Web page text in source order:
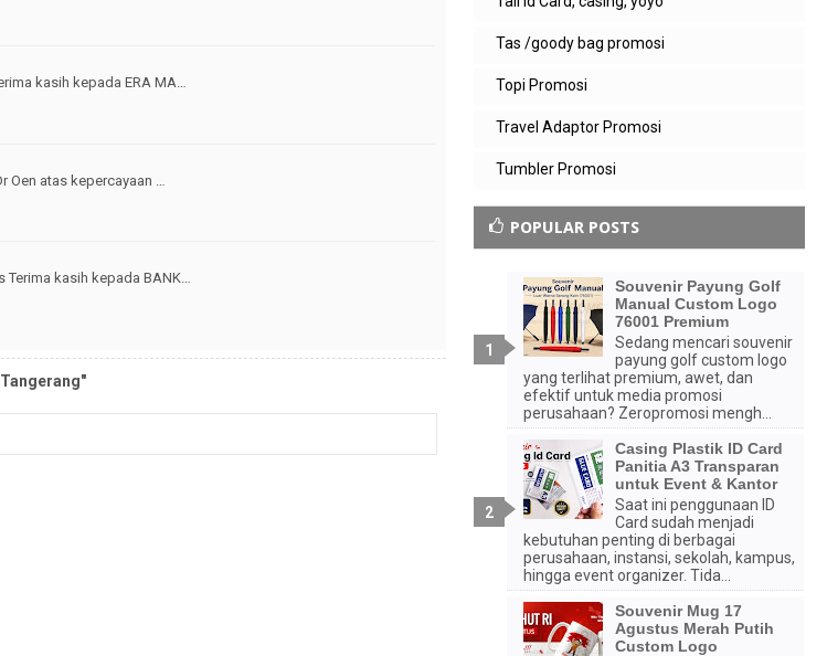
kasih kepada ERA MA…
Oen atas kepercayaan …
Terima kasih kepada BANK…
Tas /goody bag promosi
Topi Promosi
Travel Adaptor Promosi
Tumbler Promosi
POPULAR POSTS
Souvenir Payung Golf
Manual Custom Logo
76001 Premium
Sedang mencari souvenir
payung golf custom logo
yang terlihat premium, awet, dan
efektif untuk media promosi
perusahaan? Zeropromosi mengh...
Casing Plastik ID Card
Panitia A3 Transparan
untuk Event & Kantor
Saat ini penggunaan ID
Card sudah menjadi
kebutuhan penting di berbagai
perusahaan, instansi, sekolah, kampus,
hingga event organizer. Tida...
Souvenir Mug 17
Agustus Merah Putih
Custom Logo